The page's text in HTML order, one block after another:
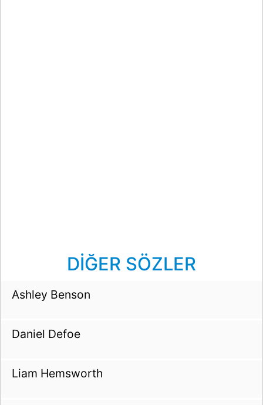
DİĞER SÖZLER
Ashley Benson
Daniel Defoe
Liam Hemsworth